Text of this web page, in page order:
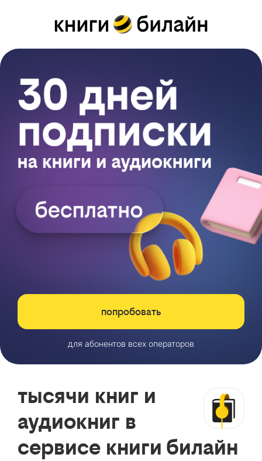
попробовать
для абонентов всех операторов
тысячи книг и
аудиокниг в
сервисе книги билайн